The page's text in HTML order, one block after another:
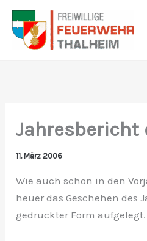
Zum
Inhalt
springen
Jahresbericht
11. März 2006
Wie auch schon in den
heuer das Geschehen des
gedruckter Form aufgelegt.